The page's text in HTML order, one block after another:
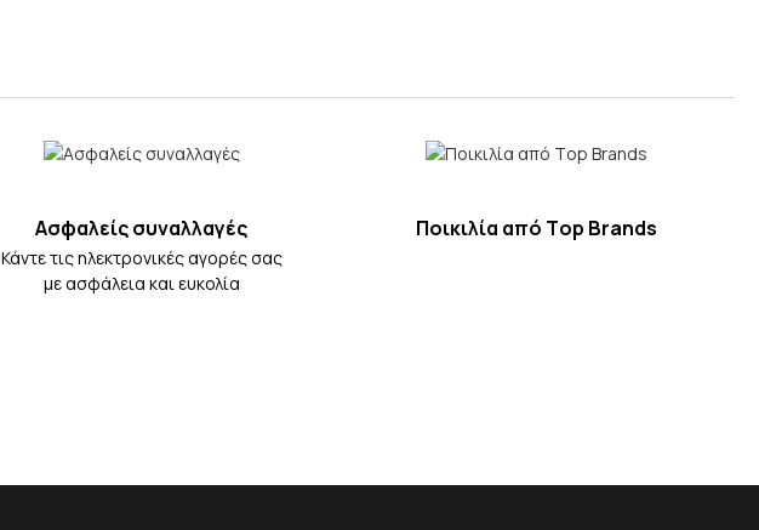
Ασφαλείς συναλλαγές
Κάντε τις ηλεκτρονικές αγορές σας
με ασφάλεια και ευκολία
Ποικιλία από Τop Βrands